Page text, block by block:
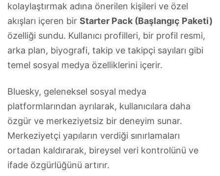
kolaylaştırmak adına önerilen kişileri ve özel
akışları içeren bir Starter Pack (Başlangıç Paketi)
özelliği sundu. Kullanıcı profilleri, bir profil resmi,
arka plan, biyografi, takip ve takipçi sayıları gibi
temel sosyal medya özelliklerini içerir.
Bluesky, geleneksel sosyal medya
platformlarından ayrılarak, kullanıcılara daha
özgür ve merkeziyetsiz bir deneyim sunar.
Merkeziyetçi yapıların verdiği sınırlamaları
ortadan kaldırarak, bireysel veri kontrolünü ve
ifade özgürlüğünü artırır.